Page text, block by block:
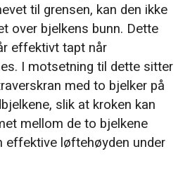
til grensen, kan den ikke
over bjelkens bunn. Dette
effektivt tapt når
I motsetning til dette sitter
med to bjelker på
slik at kroken kan
mellom de to bjelkene
effektive løftehøyden under